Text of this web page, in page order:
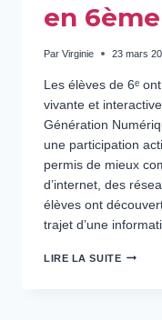
en 6ème
Par Virginie 23 mars
Les élèves de 6ᵉ
vivante et
Génération
une participation
permis de mieux
d’internet, des
élèves ont
trajet d’une
LIRE LA SUITE